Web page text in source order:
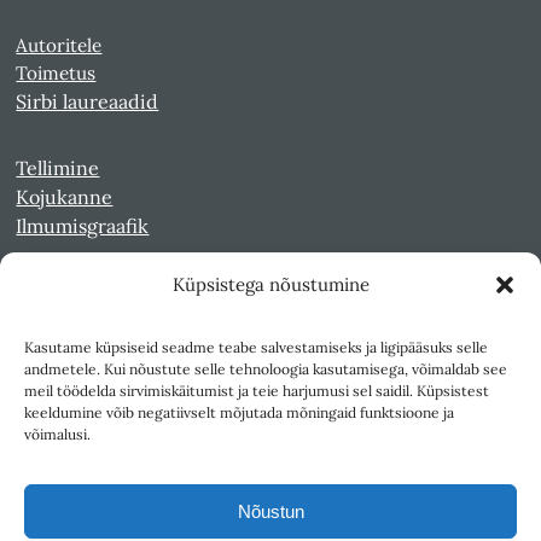
Küpsistega nõustumine
Kasutame küpsiseid seadme teabe salvestamiseks ja ligipääsuks selle
andmetele. Kui nõustute selle tehnoloogia kasutamisega, võimaldab see
meil töödelda sirvimiskäitumist ja teie harjumusi sel saidil. Küpsistest
keeldumine võib negatiivselt mõjutada mõningaid funktsioone ja
võimalusi.
Nõustun
Autoritele
Toimetus
Sirbi laureaadid
Tellimine
Kojukanne
Ilmumisgraafik
Kultuurileht 1994-1997
Reede 1989-1990
Sirp ja Vasar 1940-1989
Teksti- ja andmekaeve